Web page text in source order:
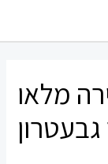
מלאו